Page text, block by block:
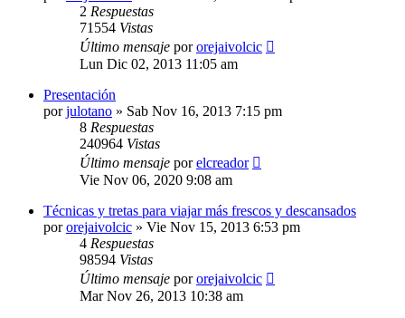
2 Respuestas
71554 Vistas
Último mensaje pororejaivolcic
Lun Dic 02, 2013 11:05 am
Presentación
porjulotano » Sab Nov 16, 2013 7:15 pm
8 Respuestas
240964 Vistas
Último mensaje porelcreador
Vie Nov 06, 2020 9:08 am
Técnicas y tretas para viajar más frescos y descansados
pororejaivolcic » Vie Nov 15, 2013 6:53 pm
4 Respuestas
98594 Vistas
Último mensaje pororejaivolcic
Mar Nov 26, 2013 10:38 am